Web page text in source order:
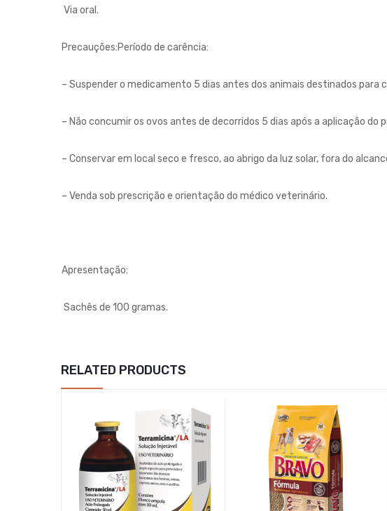
Via oral.
Precauções:Período de carência:
– Suspender o medicamento 5 dias antes dos animais destinados para
– Não concumir os ovos antes de decorridos 5 dias após a aplicação do
– Conservar em local seco e fresco, ao abrigo da luz solar, fora do
– Venda sob prescrição e orientação do médico veterinário.
Apresentação:
Sachês de 100 gramas.
RELATED PRODUCTS